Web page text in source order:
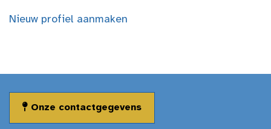
Nieuw profiel aanmaken
Onze contactgegevens